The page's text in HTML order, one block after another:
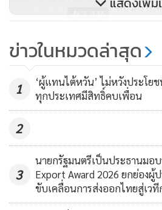
3,446
หน่วยงาน
301
เลือกตั้ง”
ข่าวในหมวดล่าสุด
1
‘ผู้แทนไต้หวัน’ ไม่หวังประโย
ทุกประเทศมีสิทธิ์คบเพื่อน
2
3
นายกรัฐมนตรีเป็นประธานมอบ
Export Award 2026 ยกย่อง
ขับเคลื่อนการส่งออกไทยสู่เวที